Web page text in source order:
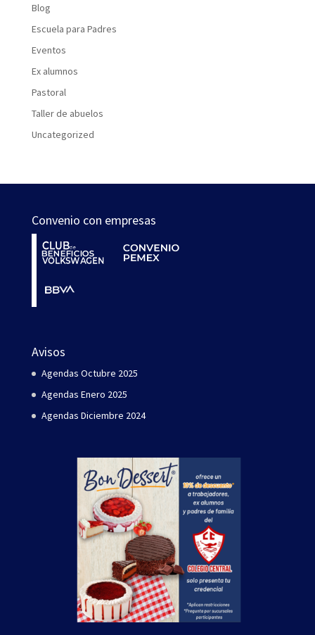
Blog
Escuela para Padres
Eventos
Ex alumnos
Pastoral
Taller de abuelos
Uncategorized
Convenio con empresas
Avisos
Agendas Octubre 2025
Agendas Enero 2025
Agendas Diciembre 2024